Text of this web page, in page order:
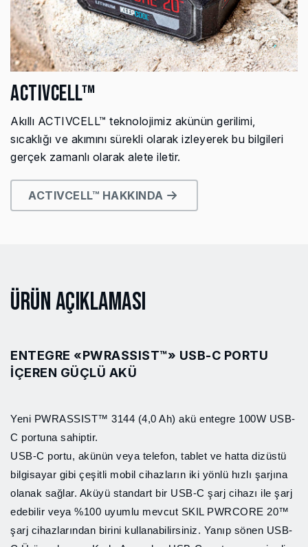
ACTIVCELL™
Akıllı ACTIVCELL™ teknolojimiz akünün gerilimi,
sıcaklığı ve akımını sürekli olarak izleyerek bu bilgileri
gerçek zamanlı olarak alete iletir.
ACTIVCELL™ HAKKINDA
Ürün Açıklaması
ENTEGRE «PWRASSIST™» USB-C PORTU
IÇEREN GÜÇLÜ AKÜ
Yeni PWRASSIST™ 3144 (4,0 Ah) akü entegre 100W USB-
C portuna sahiptir.
USB-C portu, akünün veya telefon, tablet ve hatta dizüstü
bilgisayar gibi çeşitli mobil cihazların iki yönlü hızlı şarjına
olanak sağlar. Aküyü standart bir USB-C şarj cihazı ile şarj
edebilir veya %100 uyumlu mevcut SKIL PWRCORE 20™
şarj cihazlarından birini kullanabilirsiniz. Yanıp sönen USB-